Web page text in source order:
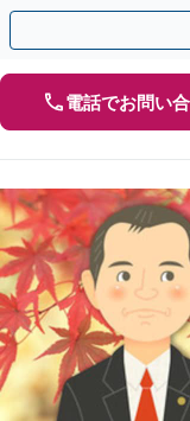
回避に向けて尽力します
電話でお問い